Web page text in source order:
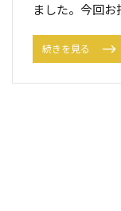
ました。今回
続きを見る